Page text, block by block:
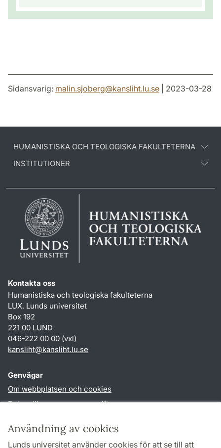
Användning av cookies
Lunds universitet använder cookies för att se till att
Sidansvarig: malin.sjoberg@kansliht.lu.se | 2023-03-28
HUMANISTISKA OCH TEOLOGISKA FAKULTETERNA
INSTITUTIONER
Kontakta oss
Humanistiska och teologiska fakulteterna
LUX, Lunds universitet
Box 192
221 00 LUND
046-222 00 00 (vxl)
kansliht@kansliht.lu.se
Genvägar
Om webbplatsen och cookies
Behandling av personuppgifter
TYPO3-login